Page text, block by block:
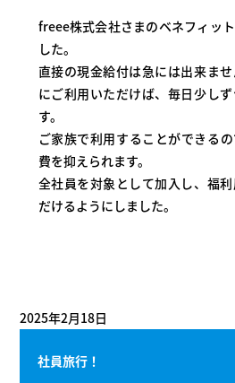
freee株式会社さまのベネフィッ
した。
直接の現金給付は急には出来ま
にご利用いただけば、毎日少し
す。
ご家族で利用することができる
費を抑えられます。
全社員を対象として加入し、福
だけるようにしました。
2025年2月18日
社員旅行！